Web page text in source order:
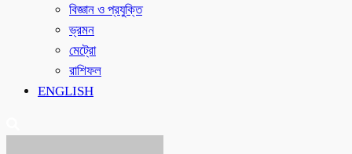
বিজ্ঞান ও প্রযুক্তি
ভ্রমন
মেট্রো
রাশিফল
ENGLISH